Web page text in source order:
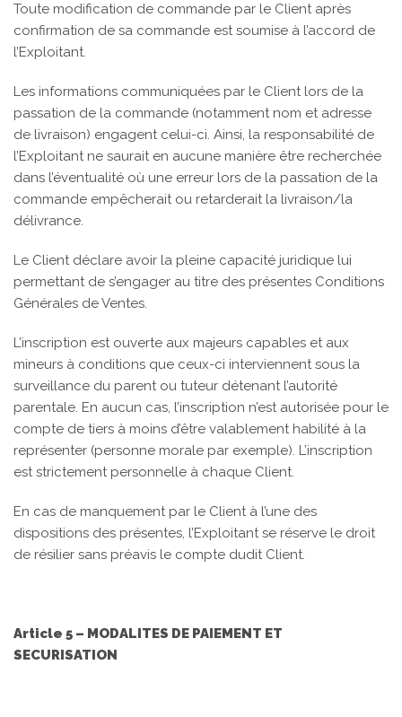
Toute modification de commande par le Client après
confirmation de sa commande est soumise à l’accord de
l’Exploitant.
Les informations communiquées par le Client lors de la
passation de la commande (notamment nom et adresse
de livraison) engagent celui-ci. Ainsi, la responsabilité de
l’Exploitant ne saurait en aucune manière être recherchée
dans l’éventualité où une erreur lors de la passation de la
commande empêcherait ou retarderait la livraison/la
délivrance.
Le Client déclare avoir la pleine capacité juridique lui
permettant de s’engager au titre des présentes Conditions
Générales de Ventes.
L’inscription est ouverte aux majeurs capables et aux
mineurs à conditions que ceux-ci interviennent sous la
surveillance du parent ou tuteur détenant l’autorité
parentale. En aucun cas, l’inscription n’est autorisée pour le
compte de tiers à moins d’être valablement habilité à la
représenter (personne morale par exemple). L’inscription
est strictement personnelle à chaque Client.
En cas de manquement par le Client à l’une des
dispositions des présentes, l’Exploitant se réserve le droit
de résilier sans préavis le compte dudit Client.
Article 5 – MODALITES DE PAIEMENT ET
SECURISATION